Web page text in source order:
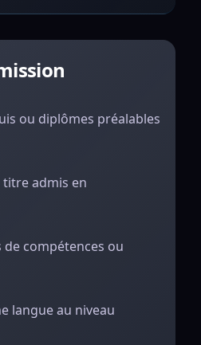
ou diplômes préalables
titre admis en
compétences ou
langue au niveau